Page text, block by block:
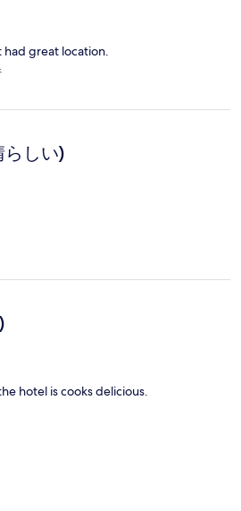
great location.
らしい)
hotel is cooks delicious.